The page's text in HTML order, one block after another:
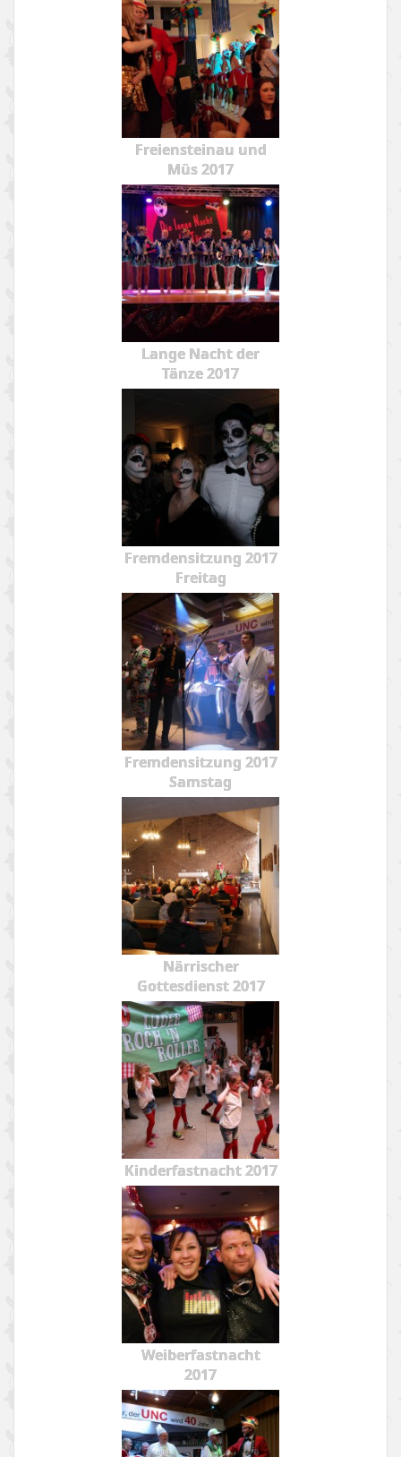
Freiensteinau und
Müs 2017
Lange Nacht der
Tänze 2017
Fremdensitzung 2017
Freitag
Fremdensitzung 2017
Samstag
Närrischer
Gottesdienst 2017
Kinderfastnacht 2017
Weiberfastnacht
2017